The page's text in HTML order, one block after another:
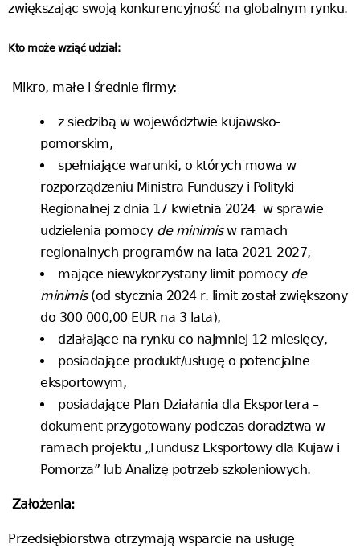
zwiększając swoją konkurencyjność na globalnym rynku.
Kto może wziąć udział:
Mikro, małe i średnie firmy:
z siedzibą w województwie kujawsko-
pomorskim,
spełniające warunki, o których mowa w
rozporządzeniu Ministra Funduszy i Polityki
Regionalnej z dnia 17 kwietnia 2024 w sprawie
udzielenia pomocy de minimisw ramach
regionalnych programów na lata 2021-2027,
mające niewykorzystany limit pomocy de
minimis(od stycznia 2024 r. limit został zwiększony
do 300 000,00 EUR na 3 lata),
działające na rynku co najmniej 12 miesięcy,
posiadające produkt/usługę o potencjalne
eksportowym,
posiadające Plan Działania dla Eksportera –
dokument przygotowany podczas doradztwa w
ramach projektu „Fundusz Eksportowy dla Kujaw i
Pomorza” lub Analizę potrzeb szkoleniowych.
Założenia:
Przedsiębiorstwa otrzymają wsparcie na usługę